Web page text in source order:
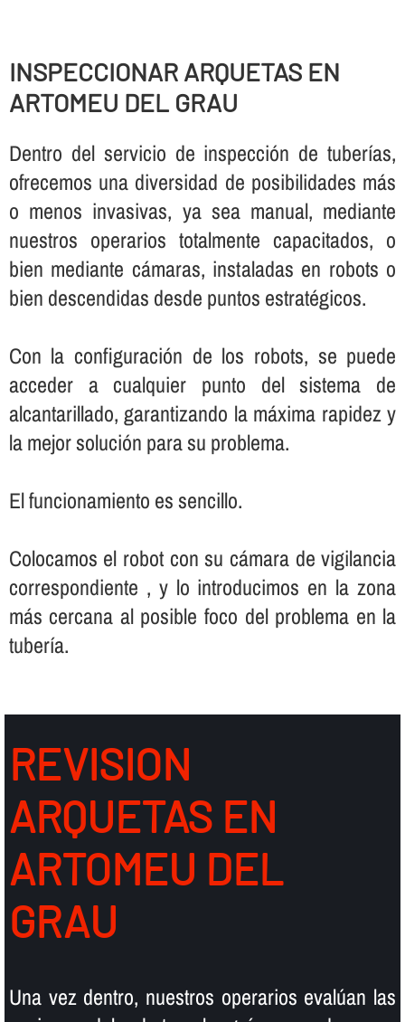
INSPECCIONAR ARQUETAS EN
ARTOMEU DEL GRAU
Dentro del servicio de inspección de tuberí­as,
ofrecemos una diversidad de posibilidades más
o menos invasivas, ya sea manual, mediante
nuestros operarios totalmente capacitados, o
bien mediante cámaras, instaladas en robots o
bien descendidas desde puntos estratégicos.
Con la configuración de los robots, se puede
acceder a cualquier punto del sistema de
alcantarillado, garantizando la máxima rapidez y
la mejor solución para su problema.
El funcionamiento es sencillo.
Colocamos el robot con su cámara de vigilancia
correspondiente , y lo introducimos en la zona
más cercana al posible foco del problema en la
tuberí­a.
REVISION
ARQUETAS EN
ARTOMEU DEL
GRAU
Una vez dentro, nuestros operarios evalúan las